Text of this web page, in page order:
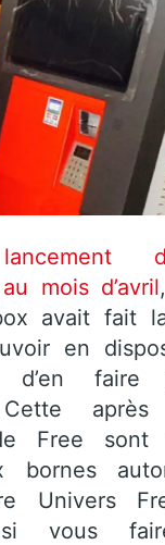
lancement
mois d’avril
avait fait
en
d’en faire
Cette
Free sont
bornes
Univers
vous